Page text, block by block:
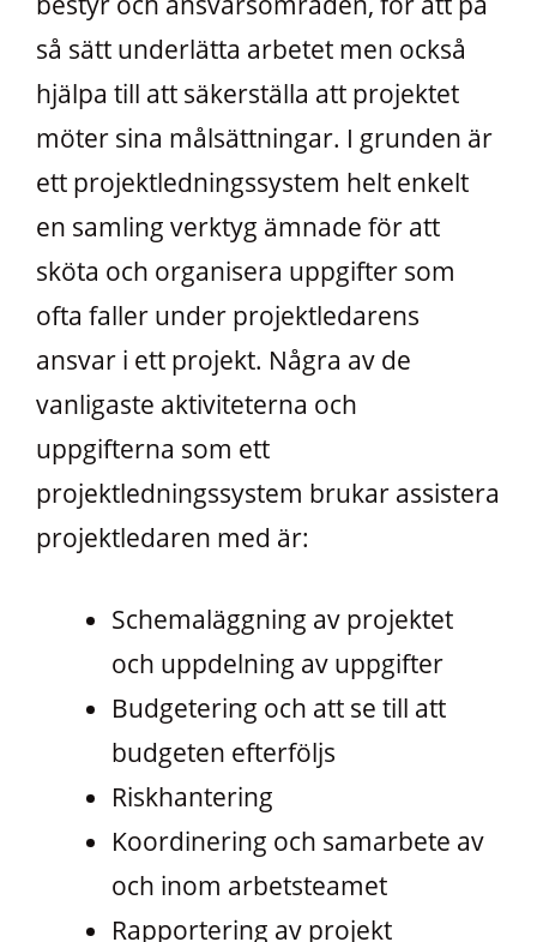
så sätt underlätta arbetet men också
hjälpa till att säkerställa att projektet
möter sina målsättningar. I grunden är
ett projektledningssystem helt enkelt
en samling verktyg ämnade för att
sköta och organisera uppgifter som
ofta faller under projektledarens
ansvar i ett projekt. Några av de
vanligaste aktiviteterna och
uppgifterna som ett
projektledningssystem brukar assistera
projektledaren med är:
Schemaläggning av projektet
och uppdelning av uppgifter
Budgetering och att se till att
budgeten efterföljs
Riskhantering
Koordinering och samarbete av
och inom arbetsteamet
Rapportering av projekt